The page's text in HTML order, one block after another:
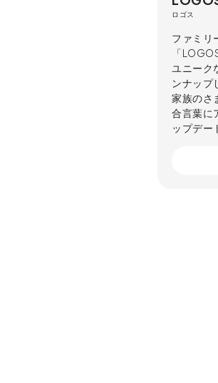
ロゴス
ファミリ
「
ユニーク
ンナップ
家族のさ
合言葉に
ップデー